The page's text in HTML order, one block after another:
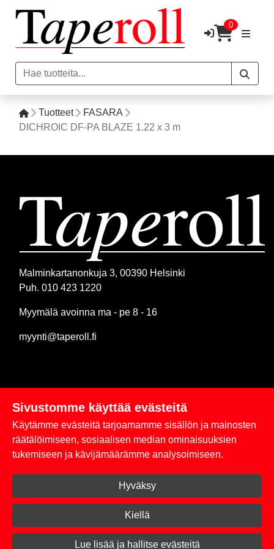
0
Tuotteet
FASARA
DICHROIC DF-PA BLAZE 1.22 x 3 m
Malminkartanonkuja 3, 00390 Helsinki
Puh. 010 423 1220
Myymälä avoinna ma - pe 8 - 16
myynti@taperoll.fi
Linkit
Rekisteriseloste
Toimitus- ja maksuehdot
Kirjaudu sisään
© 2026 Taperoll
Sivustomme käyttää evästeitä
Käytämme evästeitä tarjoamamme sisällön ja mainosten
räätälöimiseen, sosiaalisen median ominaisuuksien
tukemiseen ja kävijämäärämme analysoimiseen.
Hyväksy
Kiellä
Lue lisää ja hallitse evästeitä